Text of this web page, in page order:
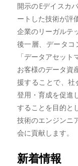
開示のEデイスカ
ートした技術が評
企業のリーガルテ
後一層、データコ
「データアセッ
お客様のデータ資
援することで、
登用・育成を促進
することを目的と
技術のエンジンニ
会に貢献します。
新着情報